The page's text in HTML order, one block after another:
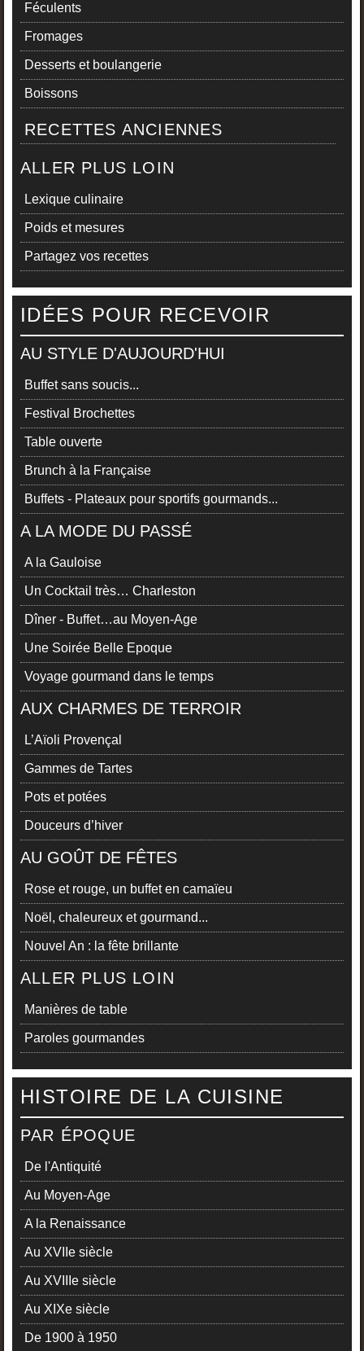
Féculents
Fromages
Desserts et boulangerie
Boissons
RECETTES ANCIENNES
ALLER PLUS LOIN
Lexique culinaire
Poids et mesures
Partagez vos recettes
IDÉES POUR RECEVOIR
AU STYLE D'AUJOURD'HUI
Buffet sans soucis...
Festival Brochettes
Table ouverte
Brunch à la Française
Buffets - Plateaux pour sportifs gourmands...
A LA MODE DU PASSÉ
A la Gauloise
Un Cocktail très… Charleston
Dîner - Buffet…au Moyen-Age
Une Soirée Belle Epoque
Voyage gourmand dans le temps
AUX CHARMES DE TERROIR
L’Aïoli Provençal
Gammes de Tartes
Pots et potées
Douceurs d’hiver
AU GOÛT DE FÊTES
Rose et rouge, un buffet en camaïeu
Noël, chaleureux et gourmand...
Nouvel An : la fête brillante
ALLER PLUS LOIN
Manières de table
Paroles gourmandes
HISTOIRE DE LA CUISINE
PAR ÉPOQUE
De l'Antiquité
Au Moyen-Age
A la Renaissance
Au XVIIe siècle
Au XVIIIe siècle
Au XIXe siècle
De 1900 à 1950